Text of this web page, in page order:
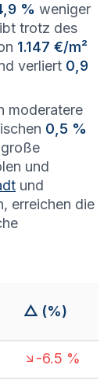
% weniger
trotz des
1.147 €/m²
verliert 0,9
moderatere
0,5 %
und
und
erreichen die
△ (%)
-6.5 %